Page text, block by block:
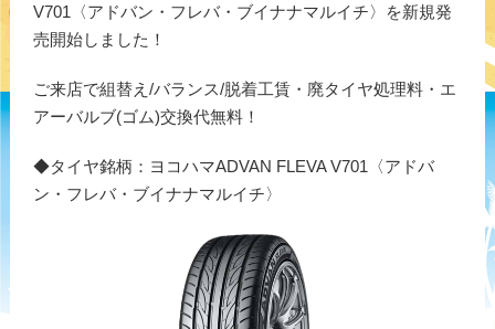
V701〈アドバン・フレバ・ブイナナマルイチ〉を新規発
売開始しました！
ご来店で組替え/バランス/脱着工賃・廃タイヤ処理料・エ
アーバルブ(ゴム)交換代無料！
◆タイヤ銘柄：ヨコハマADVAN FLEVA V701〈アドバ
ン・フレバ・ブイナナマルイチ〉